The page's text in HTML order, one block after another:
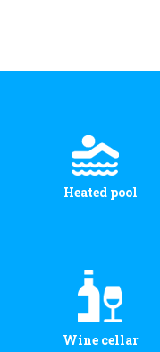
Heated pool
Wine cellar